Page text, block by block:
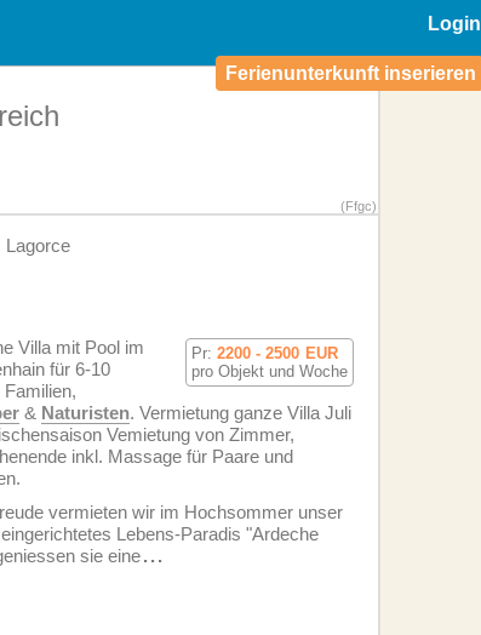
Login
Ferienunterkunft inserieren
(Ffgc)
Lagorce
Pr: 2200 - 2500 EUR
pro Objekt und Woche
Villa mit Pool im
für 6-10
& Naturisten. Vermietung ganze Villa Juli
Vemietung von Zimmer,
inkl. Massage für Paare und
vermieten wir im Hochsommer unser
Lebens-Paradis "Ardeche
sie eine...